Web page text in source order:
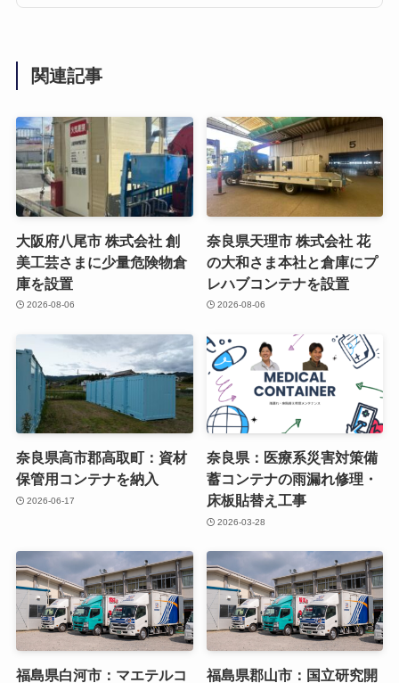
関連記事
大阪府八尾市 株式会社 創
美工芸さまに少量危険物倉
庫を設置
2026-08-06
奈良県天理市 株式会社 花
の大和さま本社と倉庫にプ
レハブコンテナを設置
2026-08-06
奈良県高市郡高取町：資材
保管用コンテナを納入
2026-06-17
奈良県：医療系災害対策備
蓄コンテナの雨漏れ修理・
床板貼替え工事
2026-03-28
福島県白河市：マエテルコ 福島県郡山市：国立研究開